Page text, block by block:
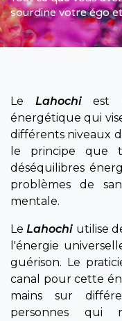
sourdine votre égo
Le Lahochiest
énergétique qui
différents niveaux
le principe que
déséquilibres
problèmes de
mentale.
LeLahochi utilise
l'énergie
guérison. Le
canal pour cette
mains sur
personnes qui